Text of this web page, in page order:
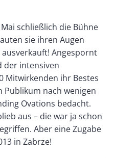
schließlich die Bühne
sie ihren Augen
Angespornt
der intensiven
Mitwirkenden ihr Bestes
nach wenigen
Ovations bedacht.
aus – die war ja schon
Aber eine Zugabe
in Zabrze!